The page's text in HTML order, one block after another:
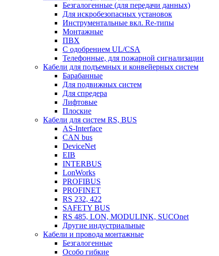
Безгалогенные (для передачи данных)
Для искробезопасных установок
Инструментальные вкл. Re-типы
Монтажные
ПВХ
С одобрением UL/CSA
Телефонные, для пожарной сигнализации
Кабели для подъемных и конвейерных систем
Барабанные
Для подвижных систем
Для спредера
Лифтовые
Плоские
Кабели для систем RS, BUS
AS-Interface
CAN bus
DeviceNet
EIB
INTERBUS
LonWorks
PROFIBUS
PROFINET
RS 232, 422
SAFETY BUS
RS 485, LON, MODULINK, SUCOnet
Другие индустриальные
Кабели и провода монтажные
Безгалогенные
Особо гибкие